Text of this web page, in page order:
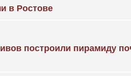
в Ростове
построили пирамиду